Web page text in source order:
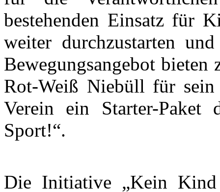
bestehenden Einsatz für
weiter durchzustarten
Bewegungsangebot
Rot-Weiß Niebüll für sein
Verein ein Starter-
Sport!“.
Die Initiative „Kein